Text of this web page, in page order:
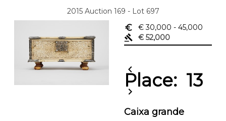
2015 Auction 169 - Lot 697
euro_symbol
€ 30,000 - 45,000
gavel
€ 52,000
chevron_left
Place: 13
chevron_right
Caixa grande